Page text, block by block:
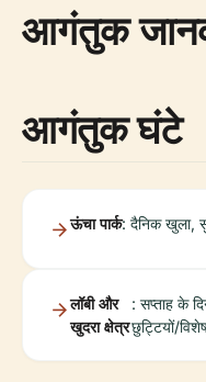
आगंतुक
आगंतुक घंटे
ऊंचा पार्क: दैनिक खुला,
लॉबी और
खुदरा क्षेत्र
: सप्ताह के
छुट्टियों/